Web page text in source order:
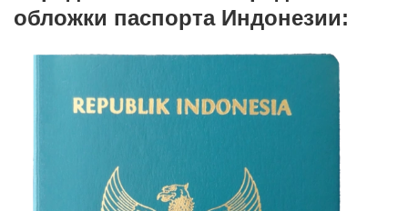
обложки паспорта Индонезии: